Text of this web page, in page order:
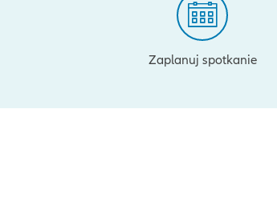
Zaplanuj spotkanie